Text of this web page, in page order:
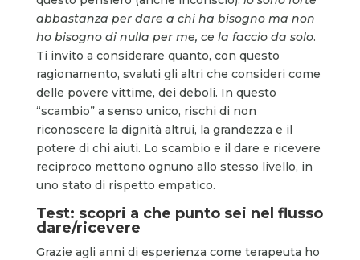
abbastanza per dare a chi ha bisogno ma non
ho bisogno di nulla per me, ce la faccio da solo.
Ti invito a considerare quanto, con questo
ragionamento, svaluti gli altri che consideri come
delle povere vittime, dei deboli. In questo
“scambio” a senso unico, rischi di non
riconoscere la dignità altrui, la grandezza e il
potere di chi aiuti. Lo scambio e il dare e ricevere
reciproco mettono ognuno allo stesso livello, in
uno stato di rispetto empatico.
Test: scopri a che punto sei nel flusso
dare/ricevere
Grazie agli anni di esperienza come terapeuta ho